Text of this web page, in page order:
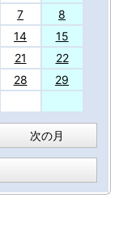
7
8
14
15
21
22
28
29
次の月